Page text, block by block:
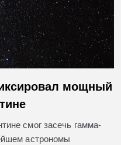
мощный
смог засечь гамма-
астрономы